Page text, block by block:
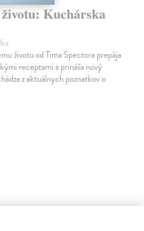
Kuchárska
životu od Tima Spectora prepája
receptami a prináša nový
z aktuálnych poznatkov o